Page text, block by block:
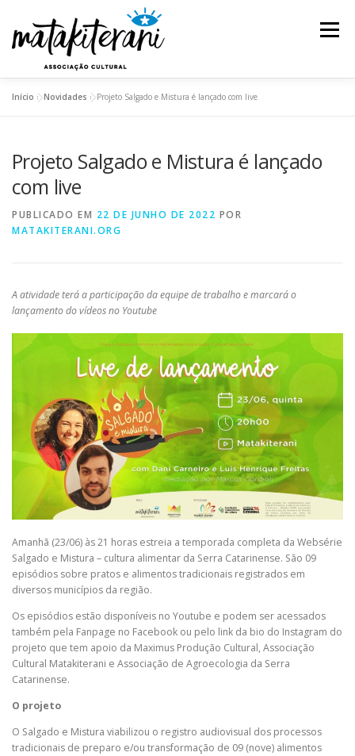
Menu
ESPETÁCULOS REDE DE SABEDORIA
TRANSPARÊNCIA
Início »Novidades »Projeto Salgado e Mistura é lançado com live
Projeto Salgado e Mistura é lançado
com live
PUBLICADO EM 22 DE JUNHO DE 2022 POR
MATAKITERANI.ORG
A atividade terá a participação da equipe de trabalho e marcará o
lançamento do vídeos no Youtube
Amanhã (23/06) às 21 horas estreia a temporada completa da Websérie
Salgado e Mistura – cultura alimentar da Serra Catarinense. São 09
episódios sobre pratos e alimentos tradicionais registrados em
diversos municípios da região.
Os episódios estão disponíveis no Youtube e podem ser acessados
também pela Fanpage no Facebook ou pelo link da bio do Instagram do
projeto que tem apoio da Maximus Produção Cultural, Associação
Cultural Matakiterani e Associação de Agroecologia da Serra
Catarinense.
O projeto
O Salgado e Mistura viabilizou o registro audiovisual dos processos
tradicionais de preparo e/ou transformação de 09 (nove) alimentos